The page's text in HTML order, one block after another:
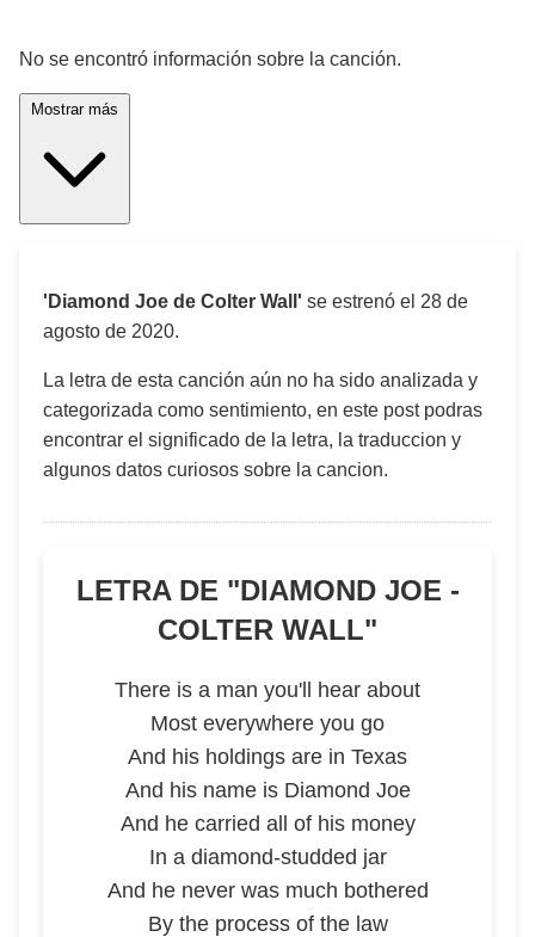
No se encontró información sobre la canción.
'Diamond Joe de Colter Wall' se estrenó el 28 de
agosto de 2020.
La letra de esta canción aún no ha sido analizada y
categorizada como sentimiento, en este post podras
encontrar el significado de la letra, la traduccion y
algunos datos curiosos sobre la cancion.
LETRA DE "DIAMOND JOE -
COLTER WALL"
There is a man you'll hear about
Most everywhere you go
And his holdings are in Texas
And his name is Diamond Joe
And he carried all of his money
In a diamond-studded jar
And he never was much bothered
By the process of the law